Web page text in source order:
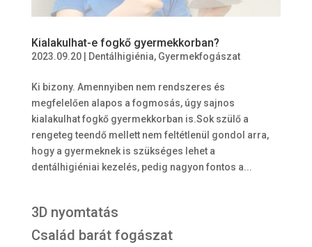
Kialakulhat-e fogkő gyermekkorban?
2023.09.20| Dentálhigiénia, Gyermekfogászat
Ki bizony. Amennyiben nem rendszeres és
megfelelően alapos a fogmosás, úgy sajnos
kialakulhat fogkő gyermekkorban is.Sok szülő a
rengeteg teendő mellett nem feltétlenül gondol arra,
hogy a gyermeknek is szükséges lehet a
dentálhigiéniai kezelés, pedig nagyon fontos a...
3D nyomtatás
Család barát fogászat